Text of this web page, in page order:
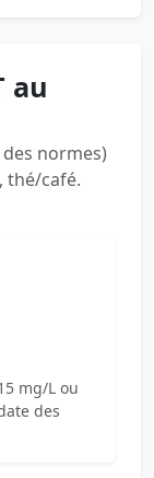
au
normes)
thé/café.
mg/L ou
des